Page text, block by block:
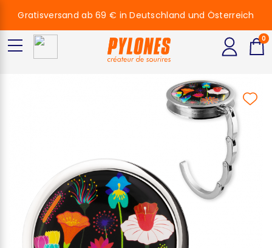
Gratisversand ab 69 € in Deutschland und Österreich
0